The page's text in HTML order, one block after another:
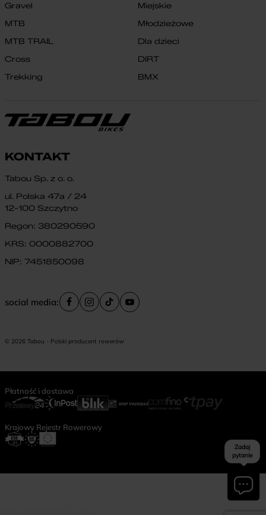
Gravel
MTB
MTB TRAIL
Cross
Trekking
Miejskie
Młodzieżowe
Dla dzieci
DIRT
BMX
KONTAKT
Tabou Sp. z o. o.
ul. Polska 47a / 24
12-100 Szczytno
Regon: 380290590
KRS: 0000882700
NIP: 7451850098
social media:
© 2026 Tabou - Polski producent rowerów
Płatność i dostawa
Krajowy Rejestr Rowerowy
Zadaj
pytanie